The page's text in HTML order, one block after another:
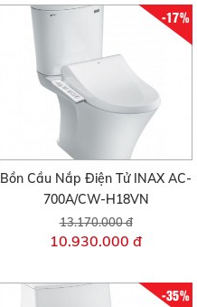
-17%
Bồn Cầu Nắp Điện Tử INAX AC-
700A/CW-H18VN
13.170.000 đ
10.930.000 đ
-35%